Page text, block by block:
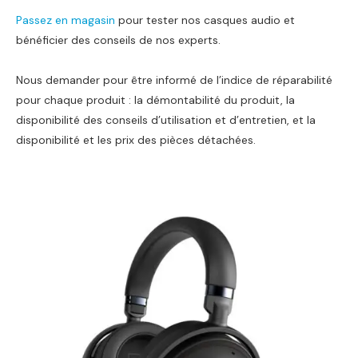
Passez en magasin pour tester nos casques audio et
bénéficier des conseils de nos experts.
Nous demander pour être informé de l’indice de réparabilité
pour chaque produit : la démontabilité du produit, la
disponibilité des conseils d’utilisation et d’entretien, et la
disponibilité et les prix des pièces détachées.